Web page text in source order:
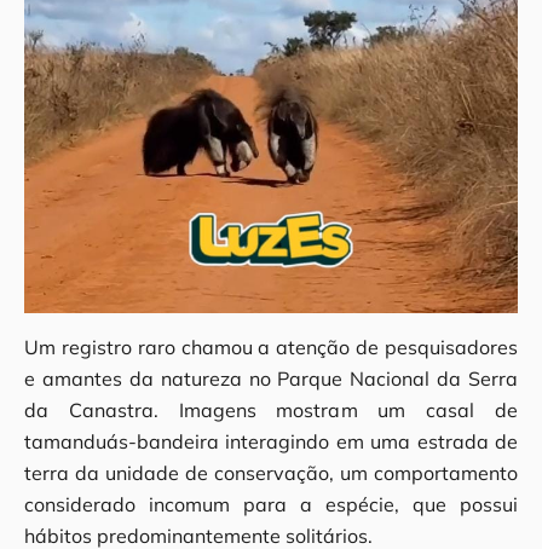
Um registro raro chamou a atenção de pesquisadores
e amantes da natureza no Parque Nacional da Serra
da Canastra. Imagens mostram um casal de
tamanduás-bandeira interagindo em uma estrada de
terra da unidade de conservação, um comportamento
considerado incomum para a espécie, que possui
hábitos predominantemente solitários.